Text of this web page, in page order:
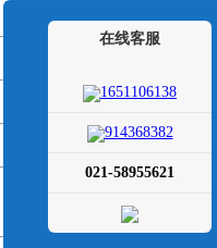
在线客服
1651106138
914368382
021-58955621